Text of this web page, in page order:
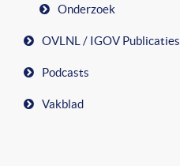
Onderzoek
OVLNL / IGOV Publicaties
Podcasts
Vakblad